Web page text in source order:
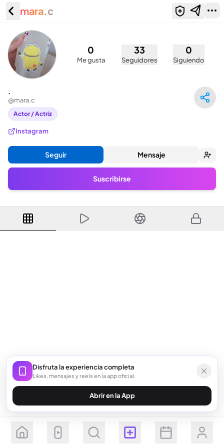
mara.c
0
Me gusta
33
Seguidores
0
Siguiendo
.
@mara.c
Actor / Actriz
Instagram
Seguir Mensaje
Suscribirse
Seguir Suscribirse
Disfruta la experiencia completa
Likes, mensajes y reels en la app oficial.
Abrir en la App